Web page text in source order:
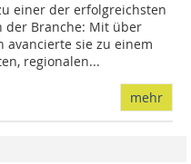
einer der erfolgreichsten
der Branche: Mit über
avancierte sie zu einem
regionalen...
mehr